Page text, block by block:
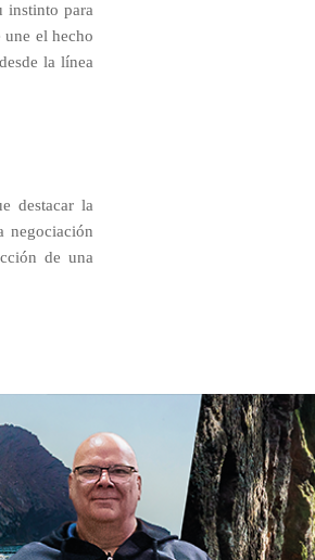
instinto para
une el hecho
la línea
destacar la
negociación
de una